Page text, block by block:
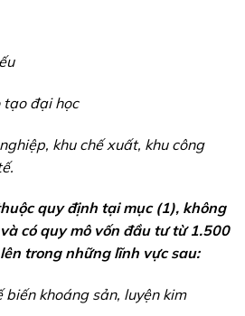
tạo đại học
khu chế xuất, khu công
quy định tại mục (1), không
có quy mô vốn đầu tư từ 1.500
trong những lĩnh vực sau:
biến khoáng sản, luyện kim